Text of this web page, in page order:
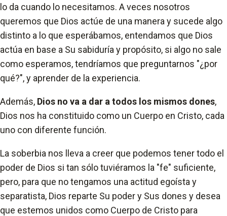
lo da cuando lo necesitamos. A veces nosotros
queremos que Dios actúe de una manera y sucede algo
distinto a lo que esperábamos, entendamos que Dios
actúa en base a Su sabiduría y propósito, si algo no sale
como esperamos, tendríamos que preguntarnos "¿por
qué?", y aprender de la experiencia.
Además, Dios no va a dar a todos los mismos dones,
Dios nos ha constituido como un Cuerpo en Cristo, cada
uno con diferente función.
La soberbia nos lleva a creer que podemos tener todo el
poder de Dios si tan sólo tuviéramos la "fe" suficiente,
pero, para que no tengamos una actitud egoísta y
separatista, Dios reparte Su poder y Sus dones y desea
que estemos unidos como Cuerpo de Cristo para